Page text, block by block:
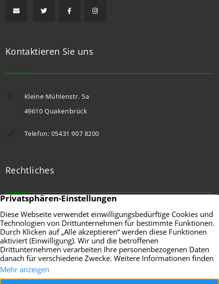
Kontaktieren Sie uns
Kleine Mühlenstr. 5a
49610 Quakenbrück
Telefon: 05431 907 8200
Rechtliches
Widerrufsbelehrung
Allgemeine Geschäftsbedingungen
Impressum
Datenschutzerklärung